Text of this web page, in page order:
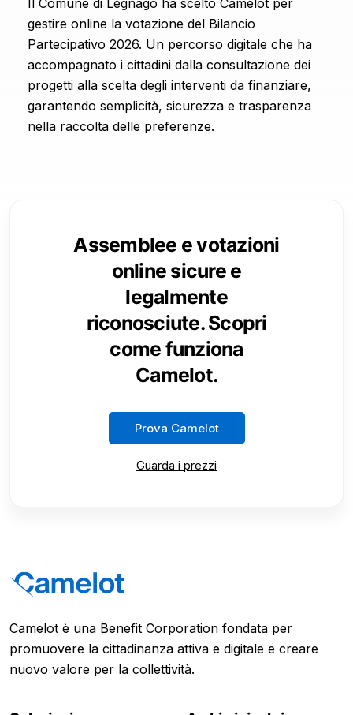
Il Comune di Legnago ha scelto Camelot per
gestire online la votazione del Bilancio
Partecipativo 2026. Un percorso digitale che ha
accompagnato i cittadini dalla consultazione dei
progetti alla scelta degli interventi da finanziare,
garantendo semplicità, sicurezza e trasparenza
nella raccolta delle preferenze.
Assemblee e votazioni
online sicure e
legalmente
riconosciute. Scopri
come funziona
Camelot.
Prova Camelot
Guarda i prezzi
Camelot è una Benefit Corporation fondata per
promuovere la cittadinanza attiva e digitale e creare
nuovo valore per la collettività.